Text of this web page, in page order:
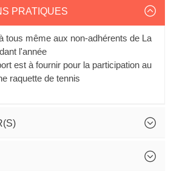
PRATIQUES
tous même aux non-adhérents de La
l'année
est à fournir pour la participation au
raquette de tennis